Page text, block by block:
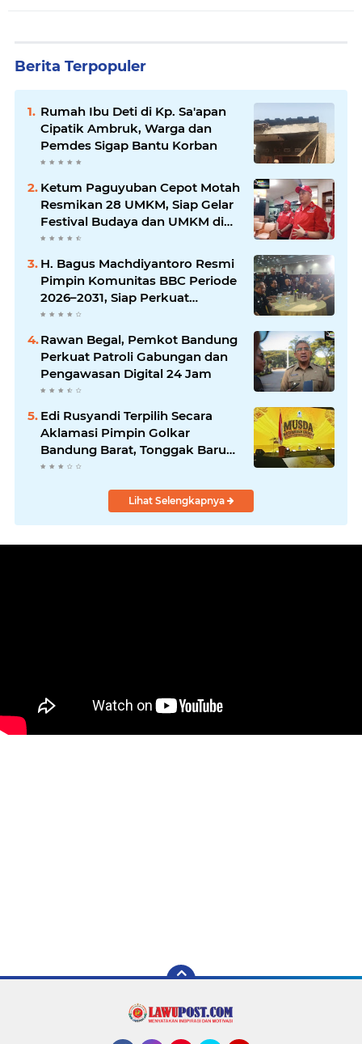
Berita Terpopuler
Rumah Ibu Deti di Kp. Sa'apan
Cipatik Ambruk, Warga dan
Pemdes Sigap Bantu Korban
Ketum Paguyuban Cepot Motah
Resmikan 28 UMKM, Siap Gelar
Festival Budaya dan UMKM di
Jalan Braga
H. Bagus Machdiyantoro Resmi
Pimpin Komunitas BBC Periode
2026–2031, Siap Perkuat
Solidaritas dan Hadirkan
Masyarakat
Rawan Begal, Pemkot Bandung
Perkuat Patroli Gabungan dan
Pengawasan Digital 24 Jam
Edi Rusyandi Terpilih Secara
Aklamasi Pimpin Golkar
Bandung Barat, Tonggak Baru
Kepemimpinan Harmonis
Lihat Selengkapnya